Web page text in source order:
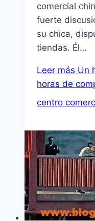
comercial
fuerte
su chica,
tiendas. Él…
Leer más Un
horas de
centro